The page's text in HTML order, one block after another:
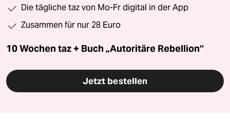
Die tägliche taz von Mo-Fr digital in der App
Zusammen für nur 28 Euro
10 Wochen taz + Buch „Autoritäre Rebellion“
Jetzt bestellen